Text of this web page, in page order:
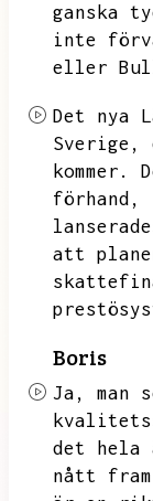
ganska
inte
eller
Det nya
Sverige,
kommer.
förhand,
att
Boris
Ja,
man
det hela
nått